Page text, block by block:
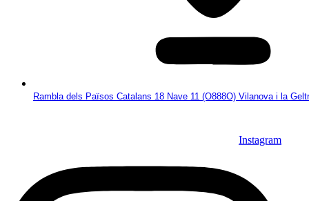
Rambla dels Països Catalans 18 Nave 11 (O888O) Vilanova i la
Instagram